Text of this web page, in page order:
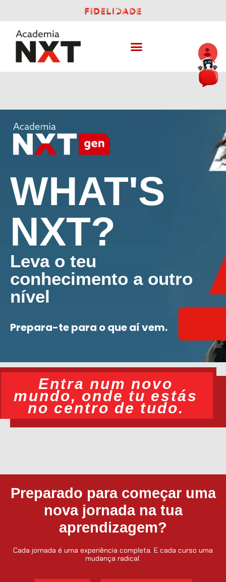
WHAT'S
NXT?
Leva o teu
conhecimento a outro
nível
Prepara-te para o que aí vem.
Entra num novo
mundo, onde tu estás
no centro de tudo.
Preparado para começar uma
nova jornada na tua
aprendizagem?
Cada jornada é uma experiência completa. E cada curso uma
mudança radical.